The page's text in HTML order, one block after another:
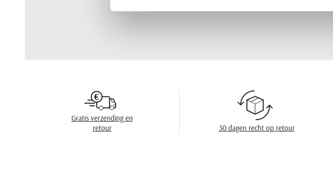
Gratis verzending en
retour
30 dagen recht op retour